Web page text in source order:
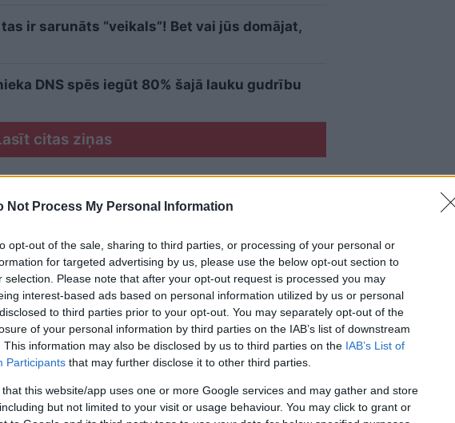
Not Process My Personal Information
opt-out of the sale, sharing to third parties, or processing of your personal or
for targeted advertising by us, please use the below opt-out section to
selection. Please note that after your opt-out request is processed you may
interest-based ads based on personal information utilized by us or personal
to third parties prior to your opt-out. You may separately opt-out of the
of your personal information by third parties on the IAB’s list of downstream
This information may also be disclosed by us to third parties on the IAB’s List of
Participants that may further disclose it to other third parties.
that this website/app uses one or more Google services and may gather and store
but not limited to your visit or usage behaviour. You may click to grant or
ir sarunāts “veikals”! Bet vai jūs domājat,
DNS spēs iegūt 80% šajā lauku gudrību
citas ziņas